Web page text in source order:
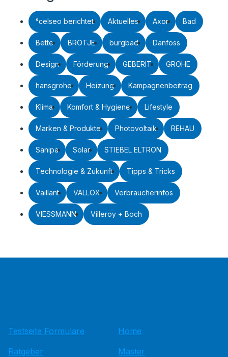
°celseo berichtet Aktuelles Axor Bad
Bette BRÖTJE burgbad Danfoss
Design Förderung GEBERIT GROHE
hansgrohe Heizung Kampagnenbeitrag
Klima Komfort & Hygiene Lifestyle
Marken & Produkte Photovoltaik REHAU
Sanipa Solar STIEBEL ELTRON
Technologie & Zukunft Tipps & Tricks
Vaillant VALLOX Verbraucherinfos
VIESSMANN Villeroy + Boch
Testseite Formulare
Ratgeber
Home
Master